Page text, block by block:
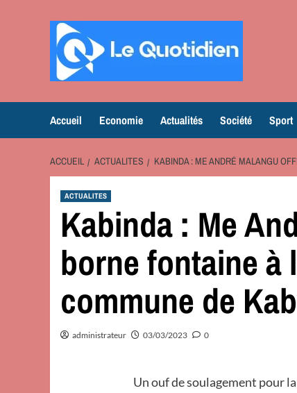
Accueil Economie Actualités Société Sport
ACCUEIL ACTUALITES KABINDA : ME ANDRÉ MALANGU
ACTUALITES
Kabinda : Me
borne fontaine à
commune de
administrateur 03/03/2023 0
Un ouf de soulagement pour